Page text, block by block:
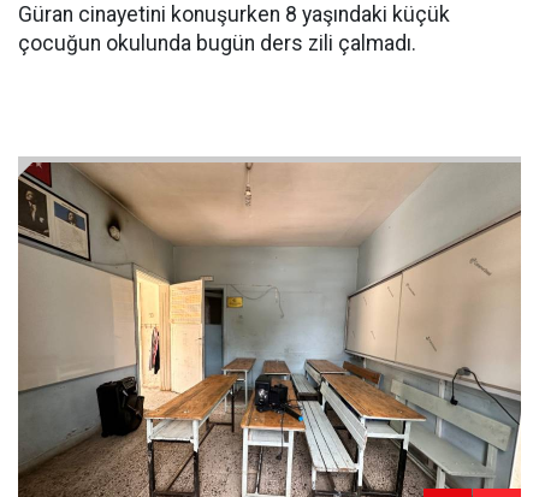
Güran cinayetini konuşurken 8 yaşındaki küçük
çocuğun okulunda bugün ders zili çalmadı.